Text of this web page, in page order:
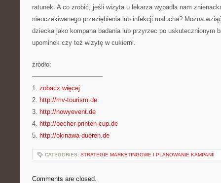
ratunek. A co zrobić, jeśli wizyta u lekarza wypadła nam
nieoczekiwanego przeziębienia lub infekcji malucha? Można
dziecka jako kompana badania lub przyrzec po uskutecznionym
upominek czy też wizytę w cukierni.
źródło:
———————————
1. zobacz więcej
2. http://mv-tourism.de
3. http://nowyevent.de
4. http://oecher-printen-cup.de
5. http://okinawa-dueren.de
CATEGORIES: STRATEGIE MARKETINGOWE I PLANOWANIE KAMPANII
Comments are closed.